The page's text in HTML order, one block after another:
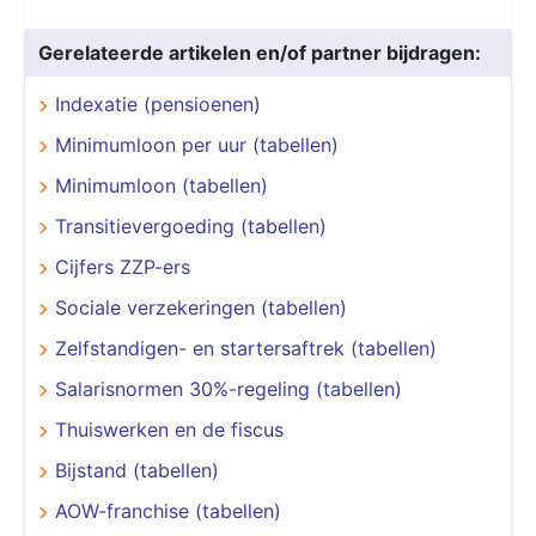
Gerelateerde artikelen en/of partner bijdragen:
Indexatie (pensioenen)
Minimumloon per uur (tabellen)
Minimumloon (tabellen)
Transitievergoeding (tabellen)
Cijfers ZZP-ers
Sociale verzekeringen (tabellen)
Zelfstandigen- en startersaftrek (tabellen)
Salarisnormen 30%-regeling (tabellen)
Thuiswerken en de fiscus
Bijstand (tabellen)
AOW-franchise (tabellen)